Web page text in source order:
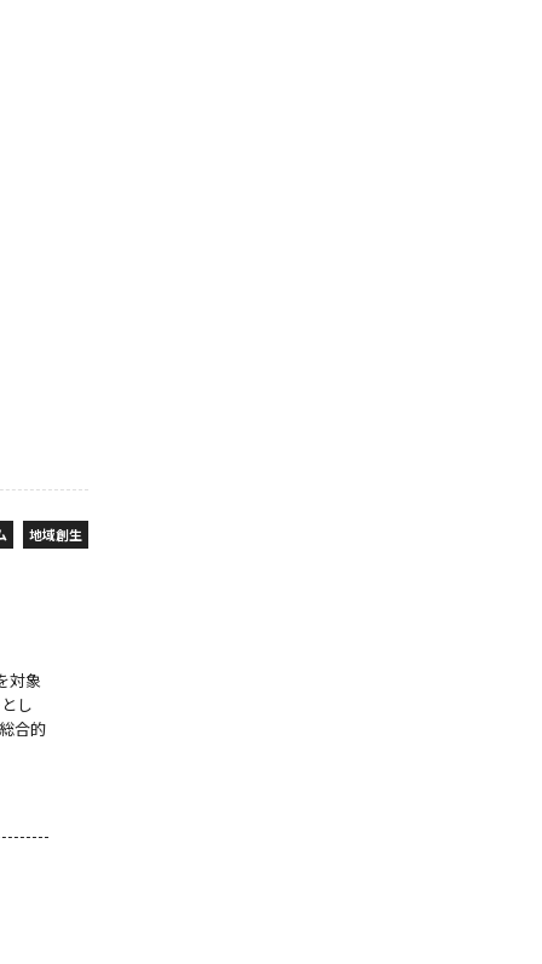
地域創生
対象
し
合的